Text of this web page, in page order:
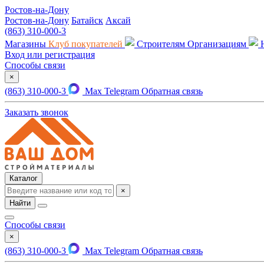
Ростов-на-Дону
Ростов-на-Дону Батайск Аксай
(863) 310-000-3
Магазины Клуб покупателей Строителям Организациям
Вход или регистрация
Способы связи
×
(863) 310-000-3 Max Telegram Обратная связь
Заказать звонок
Каталог
×
Найти
Способы связи
×
(863) 310-000-3 Max Telegram Обратная связь